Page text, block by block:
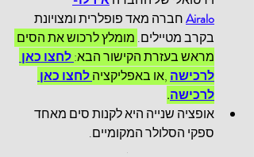
Airalo חברה מאד פופלרית ומצויונת
בקרב מטיילים. מומלץ לרכוש את הסים
מראש בעזרת הקישור הבא:לחצו כאן
לרכישה ,או באפליקציה לחצו כאן
לרכישה.
אופציה שנייה היא לקנות סים מאחד
ספקי הסלולר המקומיים.
.